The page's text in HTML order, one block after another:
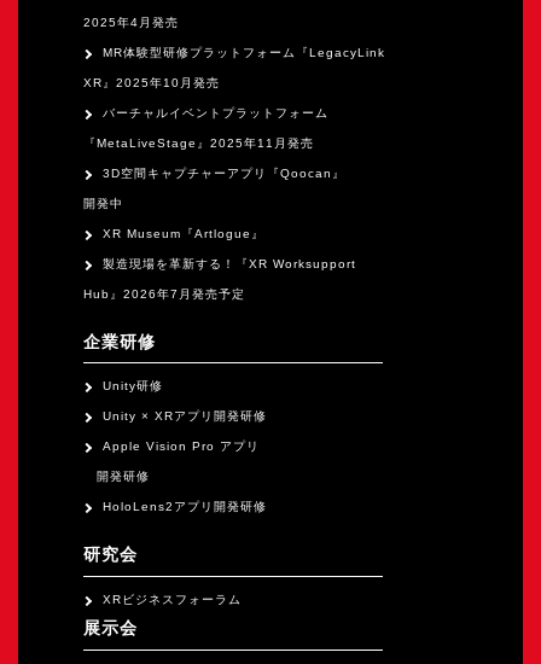
2025年4月発売
MR体験型研修プラットフォーム『LegacyLink
XR』2025年10月発売
バーチャルイベントプラットフォーム
『MetaLiveStage』2025年11月発売
3D空間キャプチャーアプリ『Qoocan』
開発中
XR Museum『Artlogue』
製造現場を革新する！『XR Worksupport
Hub』2026年7月発売予定
企業研修
Unity研修
Unity × XRアプリ開発研修
Apple Vision Pro アプリ
開発研修
HoloLens2アプリ開発研修
研究会
XRビジネスフォーラム
展示会